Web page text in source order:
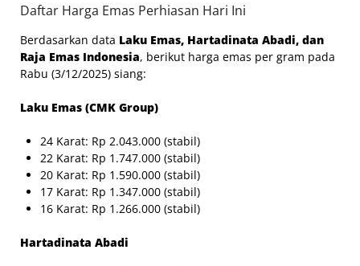
Daftar Harga Emas Perhiasan Hari Ini
Berdasarkan data Laku Emas, Hartadinata Abadi, dan
Raja Emas Indonesia, berikut harga emas per gram pada
Rabu (3/12/2025) siang:
Laku Emas (CMK Group)
24 Karat: Rp 2.043.000 (stabil)
22 Karat: Rp 1.747.000 (stabil)
20 Karat: Rp 1.590.000 (stabil)
17 Karat: Rp 1.347.000 (stabil)
16 Karat: Rp 1.266.000 (stabil)
Hartadinata Abadi